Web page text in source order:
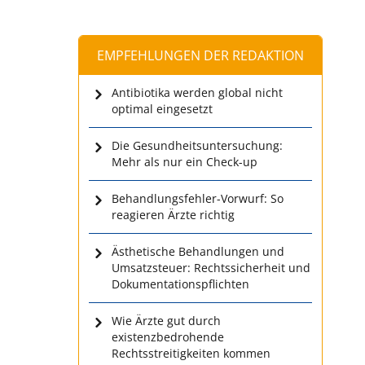
EMPFEHLUNGEN DER REDAKTION
Antibiotika werden global nicht
optimal eingesetzt
Die Gesundheitsuntersuchung:
Mehr als nur ein Check-up
Behandlungsfehler-Vorwurf: So
reagieren Ärzte richtig
Ästhetische Behandlungen und
Umsatzsteuer: Rechtssicherheit und
Dokumentationspflichten
Wie Ärzte gut durch
existenzbedrohende
Rechtsstreitigkeiten kommen